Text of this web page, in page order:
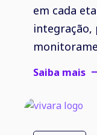
em cada
Saiba mais